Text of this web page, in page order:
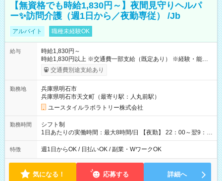
【無資格でも時給1,830円～】夜間見守りヘルパ
ー✨訪問介護（週1日から／夜勤専従） /Jb
アルバイト 職種未経験OK
給与
時給1,830円～
時給1,830円以上 ※交通費一部支給（既定あり） ※経験・能力を
考慮して決定します 【収入例】 週1回勤務の場合：1,830円×8時
間×4回=5万8,560円 週3回勤務の場合：1,830円×8時間×12回
月 ※ 雇用形態と給与に、本採用時と異なる部分があります。 雇
用形態：本採用時と同じです。 給与：時給 1,550円以上
交通費別途支給あり
勤務地
兵庫県明石市
兵庫県明石市天文町（最寄り駅：人丸前駅）
ユースタイルラボラトリー株式会社
勤務時間
シフト制
1日あたりの実働時間：最大8時間/日 【夜勤】 22：00～翌9：
00 ※週1日～OK ／ 夜勤専従 ＊＊ 勤務時間例 ＊＊ ■22時か
ら翌7時 ■23時から翌8時 ■24時から翌9時 など ※上記の時間
ます。 ※曜日固定（毎週同じ曜日での勤務となります）
特徴 週1日からOK / 日払いOK / 副業・WワークOK
気になる！ 応募する 詳細へ